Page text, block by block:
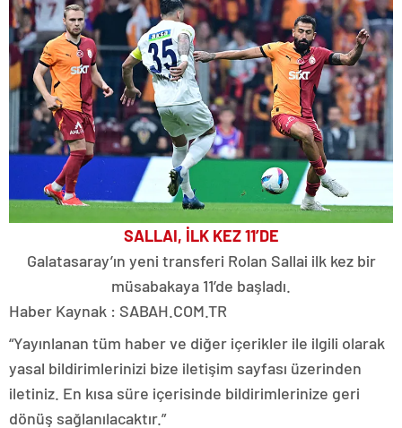
SALLAI, İLK KEZ 11’DE
Galatasaray’ın yeni transferi Rolan Sallai ilk kez bir
müsabakaya 11’de başladı.
Haber Kaynak : SABAH.COM.TR
“Yayınlanan tüm haber ve diğer içerikler ile ilgili olarak
yasal bildirimlerinizi bize iletişim sayfası üzerinden
iletiniz. En kısa süre içerisinde bildirimlerinize geri
dönüş sağlanılacaktır.”